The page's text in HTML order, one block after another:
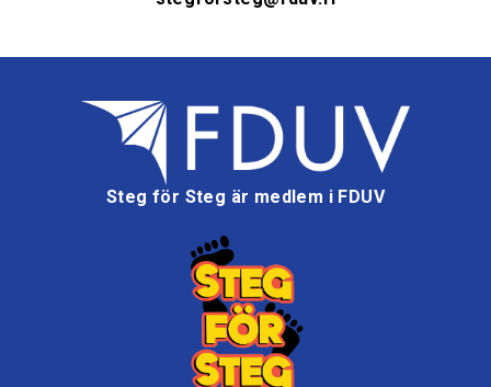
Steg för Steg är medlem i FDUV